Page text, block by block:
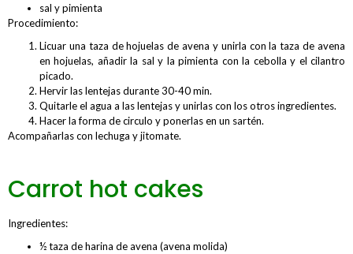
sal y pimienta
Procedimiento:
Licuar una taza de hojuelas de avena y unirla con la taza de avena
en hojuelas, añadir la sal y la pimienta con la cebolla y el cilantro
picado.
Hervir las lentejas durante 30-40 min.
Quitarle el agua a las lentejas y unirlas con los otros ingredientes.
Hacer la forma de circulo y ponerlas en un sartén.
Acompañarlas con lechuga y jitomate.
Carrot hot cakes
Ingredientes:
½ taza de harina de avena (avena molida)